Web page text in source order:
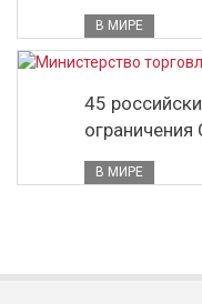
В МИРЕ
45
В МИРЕ